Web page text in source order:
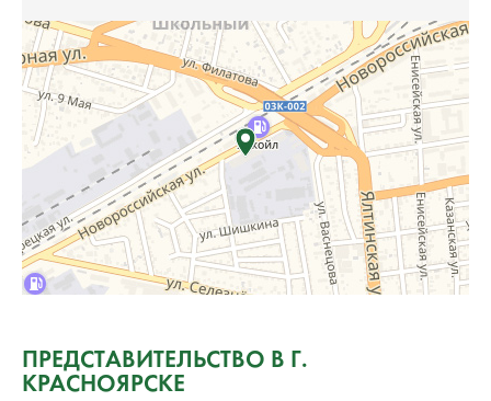
ПРЕДСТАВИТЕЛЬСТВО В Г.
КРАСНОЯРСКЕ